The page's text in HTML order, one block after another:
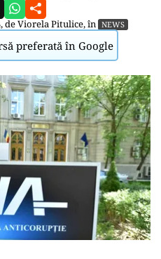
deViorela Pitulice, în NEWS
preferată în Google